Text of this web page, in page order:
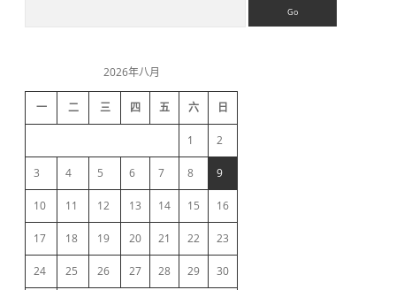
码
染
解
d
b
a
r
2026年八月
一 二 三 四 五 六 日
1 2
3 4 5 6 7 8 9
10 11 12 13 14 15 16
17 18 19 20 21 22 23
24 25 26 27 28 29 30